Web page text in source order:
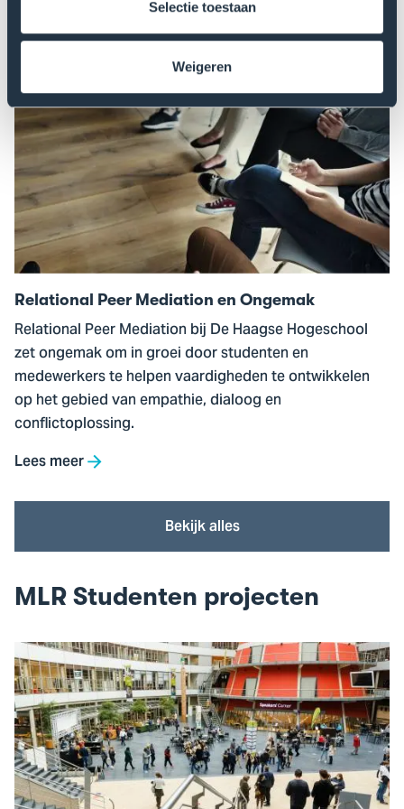
Selectie toestaan
Weigeren
oplossingen met behulp van legal design, AI en
eenvoudige taal.
Ga
naar
Relational
Peer
Mediation
en
Ongemak
Relational Peer Mediation en Ongemak
Relational Peer Mediation bij De Haagse Hogeschool
zet ongemak om in groei door studenten en
medewerkers te helpen vaardigheden te ontwikkelen
op het gebied van empathie, dialoog en
conflictoplossing.
Lees meer
Bekijk alles
MLR Studenten projecten
Ga
naar
MLR
Studenten
projecten